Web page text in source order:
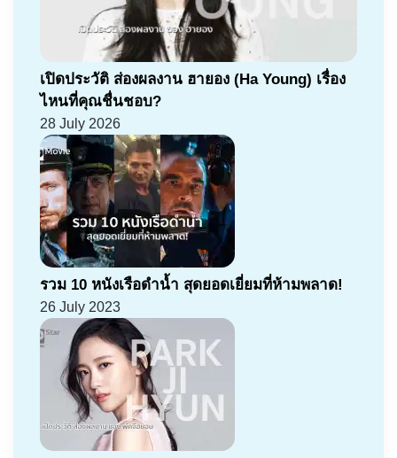
เปิดประวัติ ส่องผลงาน ฮายอง (Ha Young) เรื่อง
ไหนที่คุณชื่นชอบ?
28 July 2026
รวม 10 หนังเรือดำน้ำ สุดยอดเยี่ยมที่ห้ามพลาด!
26 July 2023